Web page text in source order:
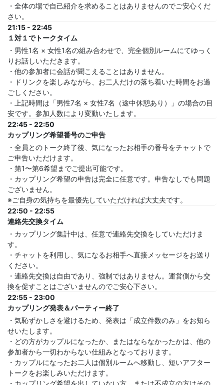
・全体の場で自己紹介を求めることはありませんのでご安心くだ
さい。
21:15 - 22:45
１対１でトークタイム
・男性1名 × 女性1名の組み合わせで、完全個別ルームにてゆっく
りお話しいただきます。
・他の参加者に会話が聞こえることはありません。
・ドリンクを楽しみながら、お二人だけの落ち着いた時間をお過
ごしください。
・上記時間は「男性7名 × 女性7名（途中休憩あり）」の場合の目
安です。参加人数により変動いたします。
22:45 - 22:50
カップリング希望番号のご申告
・全員とのトーク終了後、気になったお相手の番号をチャットで
ご申告いただけます。
・第1〜第6希望までご提出可能です。
・カップリング希望の申告は完全に任意です。申告なしでも問題
ございません。
※ご自身の気持ちを最優先していただければ大丈夫です。
22:50 - 22:55
連絡先交換タイム
・カップリング集計中は、任意で連絡先交換をしていただけま
す。
・チャットを利用し、気になるお相手へ直接メッセージをお送り
ください。
・連絡先交換は自由であり、強制ではありません。運営側から交
換を促すことはございませんのでご安心下さい。
22:55 - 23:00
カップリング発表＆パーティー終了
・気恥ずかしさを避けるため、発表は「成立件数のみ」をお知ら
せいたします。
・どの方がカップルになったか、またはならなかったかは、他の
参加者から一切わからない仕組みとなっております。
・カップルになったお二人は個別ルームへ移動し、短いアフター
トークをお楽しみいただけます。
・カップリング希望を出していない方、または不成立の方はその